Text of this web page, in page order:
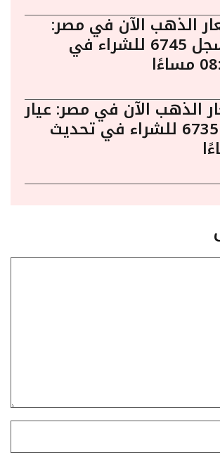
الذهب الآن في مصر:
عيار 24 يسجل 6745 للشراء في
الذهب الآن في مصر: عيار
24 يسجل 6735 للشراء في تحديث